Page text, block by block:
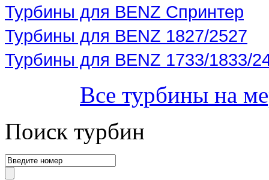
Турбины для BENZ Спринтер
Турбины для BENZ 1827/2527
Турбины для BENZ 1733/1833/
Все турбины на
Поиск турбин